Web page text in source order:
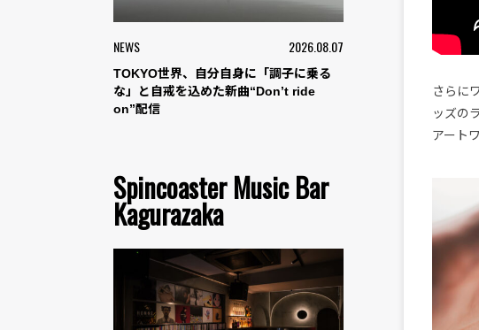
NEWS 2026.08.07
TOKYO世界、自分自身に「調子に乗る
な」と自戒を込めた新曲“Don’t ride
on”配信
Spincoaster Music Bar
Kagurazaka
さらに
ッズの
アート